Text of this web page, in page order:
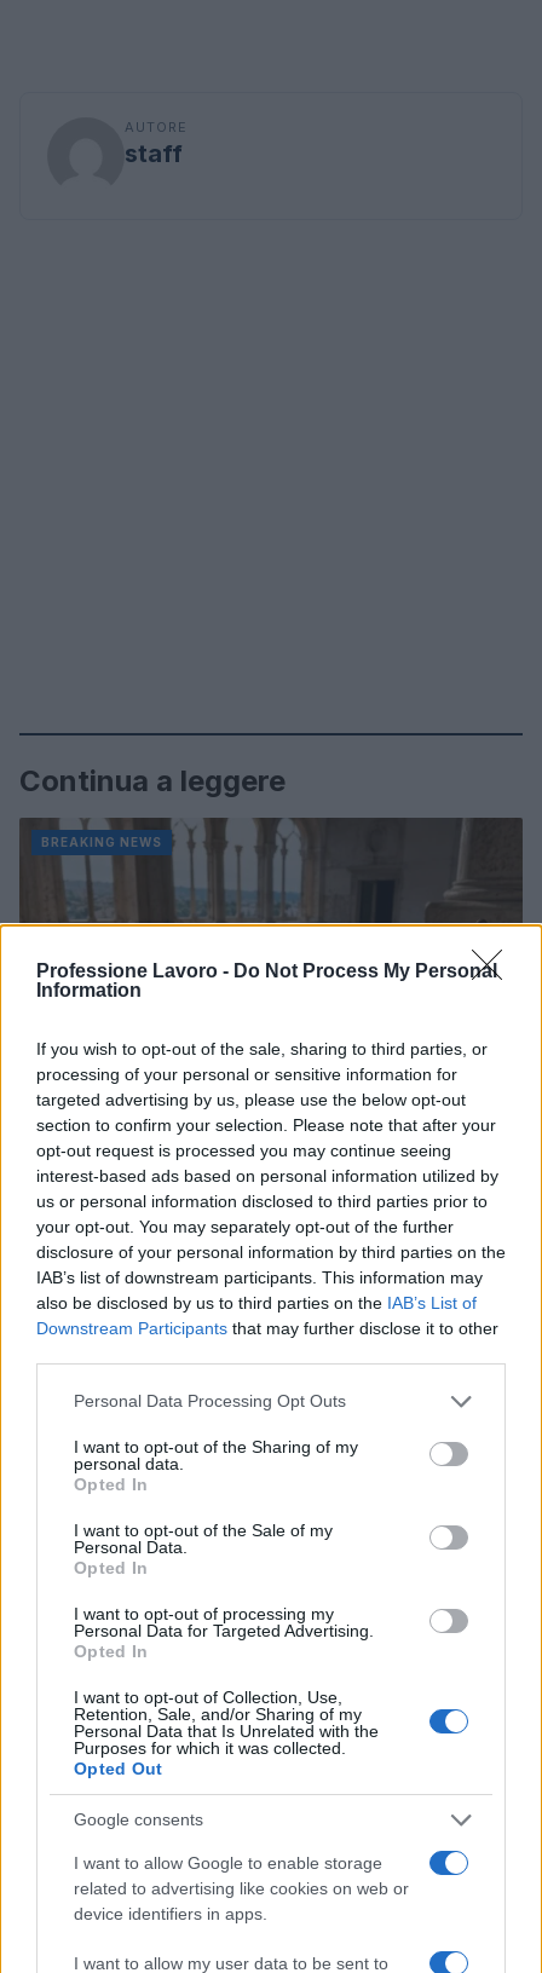
Professione Lavoro - Do Not Process My Personal
Information
If you wish to opt-out of the sale, sharing to third parties, or
processing of your personal or sensitive information for
targeted advertising by us, please use the below opt-out
section to confirm your selection. Please note that after your
opt-out request is processed you may continue seeing
interest-based ads based on personal information utilized by
us or personal information disclosed to third parties prior to
your opt-out. You may separately opt-out of the further
disclosure of your personal information by third parties on the
IAB’s list of downstream participants. This information may
also be disclosed by us to third parties on the IAB’s List of
Downstream Participants that may further disclose it to other
Please note that this website/app uses one or more Google
not limited to your visit or usage behaviour. You may click to
grant or deny consent to Google and its third-party tags to
use your data for below specified purposes in below Google
consent section.
Personal Data Processing Opt Outs
I want to opt-out of the Sharing of my
personal data.
Opted In
I want to opt-out of the Sale of my
Personal Data.
Opted In
I want to opt-out of processing my
Personal Data for Targeted Advertising.
Opted In
I want to opt-out of Collection, Use,
Retention, Sale, and/or Sharing of my
Personal Data that Is Unrelated with the
Purposes for which it was collected.
Opted Out
Google consents
I want to allow Google to enable storage
related to advertising like cookies on web or
device identifiers in apps.
I want to allow my user data to be sent to
AUTORE
staff
Continua a leggere
BREAKING NEWS
La candidatura di Irsina per Capitale Italiana della
Cultura 2029
Susanna Riva · 5 Ago 2026
BREAKING NEWS
Multe ai genitori per i colloqui saltati: la decisione di
Bolzano
BREAKING NEWS